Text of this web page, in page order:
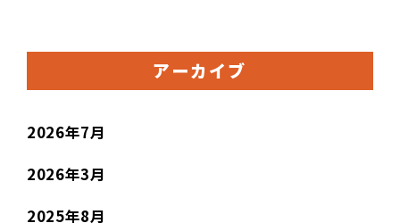
アーカイブ
2026年7月
2026年3月
2025年8月